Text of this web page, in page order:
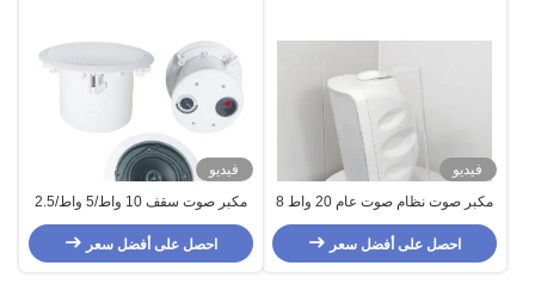
فيديو
مكبر صوت نظام صوت عام 20 واط 8
أوم مثبت على الحائط قابل للتعديل
ABS
احصل على أفضل سعر
فيديو
مكبر صوت سقف 10 واط/5 واط/2.5
واط من الحديد لنظام الصوت العام
(PA) ، نطاق التردد 100-20 كيلو هرتز
، 88 ديسيبل
احصل على أفضل سعر